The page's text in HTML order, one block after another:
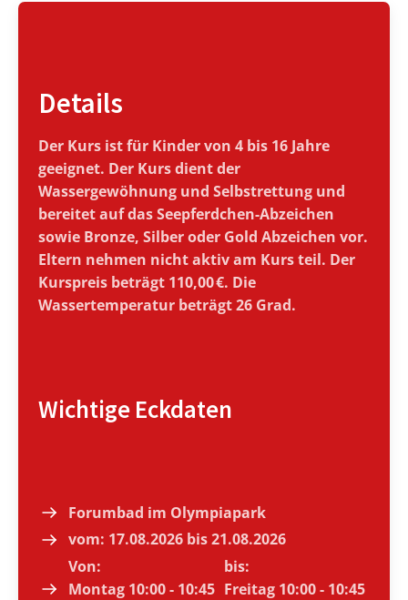
Details
Der Kurs ist für Kinder von 4 bis 16 Jahre
geeignet. Der Kurs dient der
Wassergewöhnung und Selbstrettung und
bereitet auf das Seepferdchen-Abzeichen
sowie Bronze, Silber oder Gold Abzeichen vor.
Eltern nehmen nicht aktiv am Kurs teil. Der
Kurspreis beträgt 110,00 €. Die
Wassertemperatur beträgt 26 Grad.
Wichtige Eckdaten
Forumbad im Olympiapark
vom: 17.08.2026 bis 21.08.2026
Von:
Montag 10:00 - 10:45
bis:
Freitag 10:00 - 10:45